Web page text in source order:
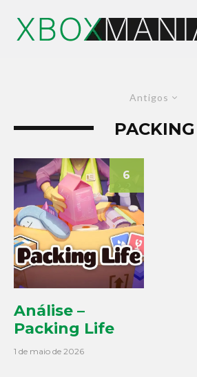
Antigos
PACKING
6
Análise –
Packing Life
1 de maio de 2026